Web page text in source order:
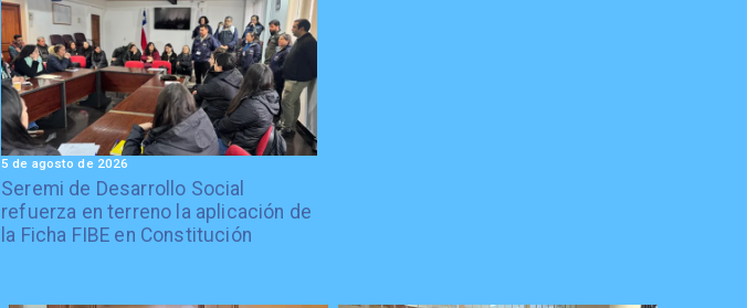
Seremi de Desarrollo Social
refuerza en terreno la aplicación de
la Ficha FIBE en Constitución
5 de agosto de 2026